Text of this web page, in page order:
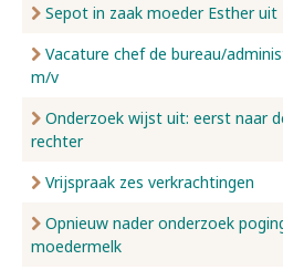
Sepot in zaak moeder Esther uit
Vacature chef de bureau/
m/v
Onderzoek wijst uit: eerst naar
rechter
Vrijspraak zes verkrachtingen
Opnieuw nader onderzoek
moedermelk